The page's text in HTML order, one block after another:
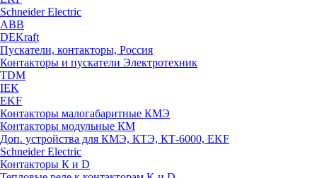
Schneider Electric
ABB
DEKraft
Пускатели, контакторы, Россия
Контакторы и пускатели Электротехник
TDM
IEK
EKF
Контакторы малогабаритные КМЭ
Контакторы модульные КМ
Доп. устройства для КМЭ, КТЭ, КТ-6000, EKF
Schneider Electric
Контакторы К и D